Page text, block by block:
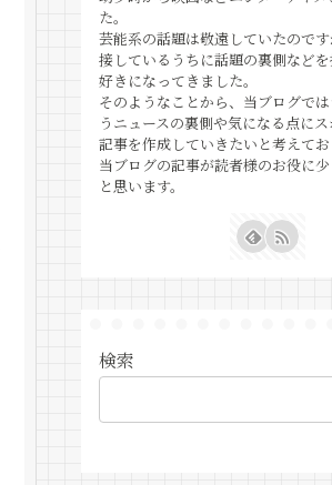
た。
芸能系の話題は敬遠していたので
接しているうちに話題の裏側など
好きになってきました。
そのようなことから、当ブログで
うニュースの裏側や気になる点に
記事を作成していきたいと考えてお
当ブログの記事が読者様のお役に
と思います。
検索